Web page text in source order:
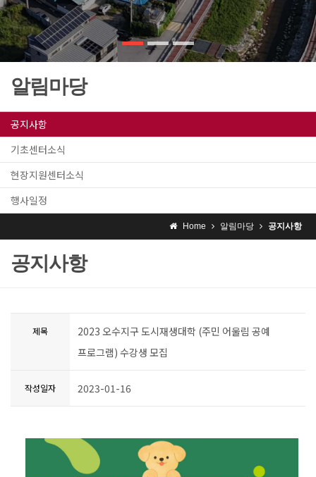
알림마당
공지사항
기초센터소식
현장지원센터소식
행사일정
Home 알림마당 공지사항
공지사항
제목
2023 오수지구 도시재생대학 (주민 어울림 공예
프로그램) 수강생 모집
작성일자 2023-01-16